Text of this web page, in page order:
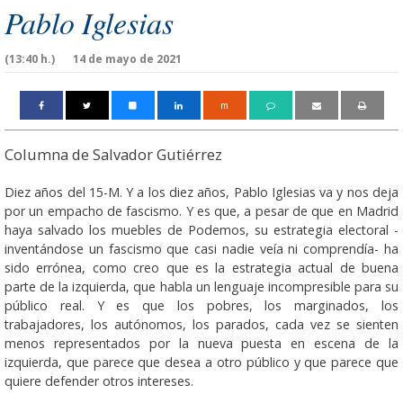
Pablo Iglesias
14 de mayo de 2021
(13:40 h.)
m
Columna de Salvador Gutiérrez
Diez años del 15-M. Y a los diez años, Pablo Iglesias va y nos deja
por un empacho de fascismo. Y es que, a pesar de que en Madrid
haya salvado los muebles de Podemos, su estrategia electoral -
inventándose un fascismo que casi nadie veía ni comprendía- ha
sido errónea, como creo que es la estrategia actual de buena
parte de la izquierda, que habla un lenguaje incompresible para su
público real. Y es que los pobres, los marginados, los
trabajadores, los autónomos, los parados, cada vez se sienten
menos representados por la nueva puesta en escena de la
izquierda, que parece que desea a otro público y que parece que
quiere defender otros intereses.